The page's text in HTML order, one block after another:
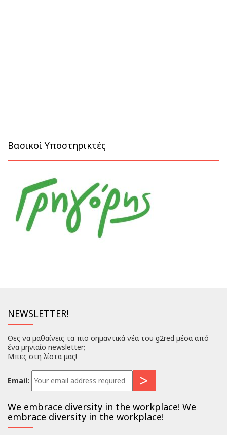
Βασικοί Υποστηρικτές
NEWSLETTER!
Θες να μαθαίνεις τα πιο σημαντικά νέα του g2red μέσα από
ένα μηνιαίο newsletter;
Μπες στη λίστα μας!
Email:
We embrace diversity in the workplace! We
embrace diversity in the workplace!